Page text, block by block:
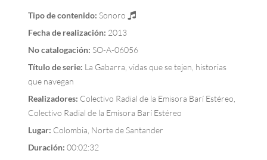
Tipo de contenido: Sonoro
Fecha de realización: 2013
No catalogación: SO-A-06056
Título de serie: La Gabarra, vidas que se tejen, historias
que navegan
Realizadores: Colectivo Radial de la Emisora Barí Estéreo,
Colectivo Radial de la Emisora Barí Estéreo
Lugar: Colombia, Norte de Santander
Duración: 00:02:32